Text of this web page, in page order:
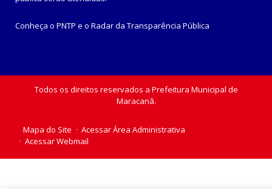
Conheça o PNTP e o Radar da Transparência Pública
Todos os direitos reservados a Prefeitura Municipal de
Maracanã.
Mapa do Site
Acessar Área Administrativa
Acessar Webmail